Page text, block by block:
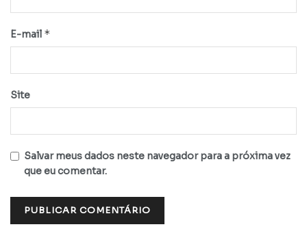
E-mail *
Site
Salvar meus dados neste navegador para a próxima vez
que eu comentar.